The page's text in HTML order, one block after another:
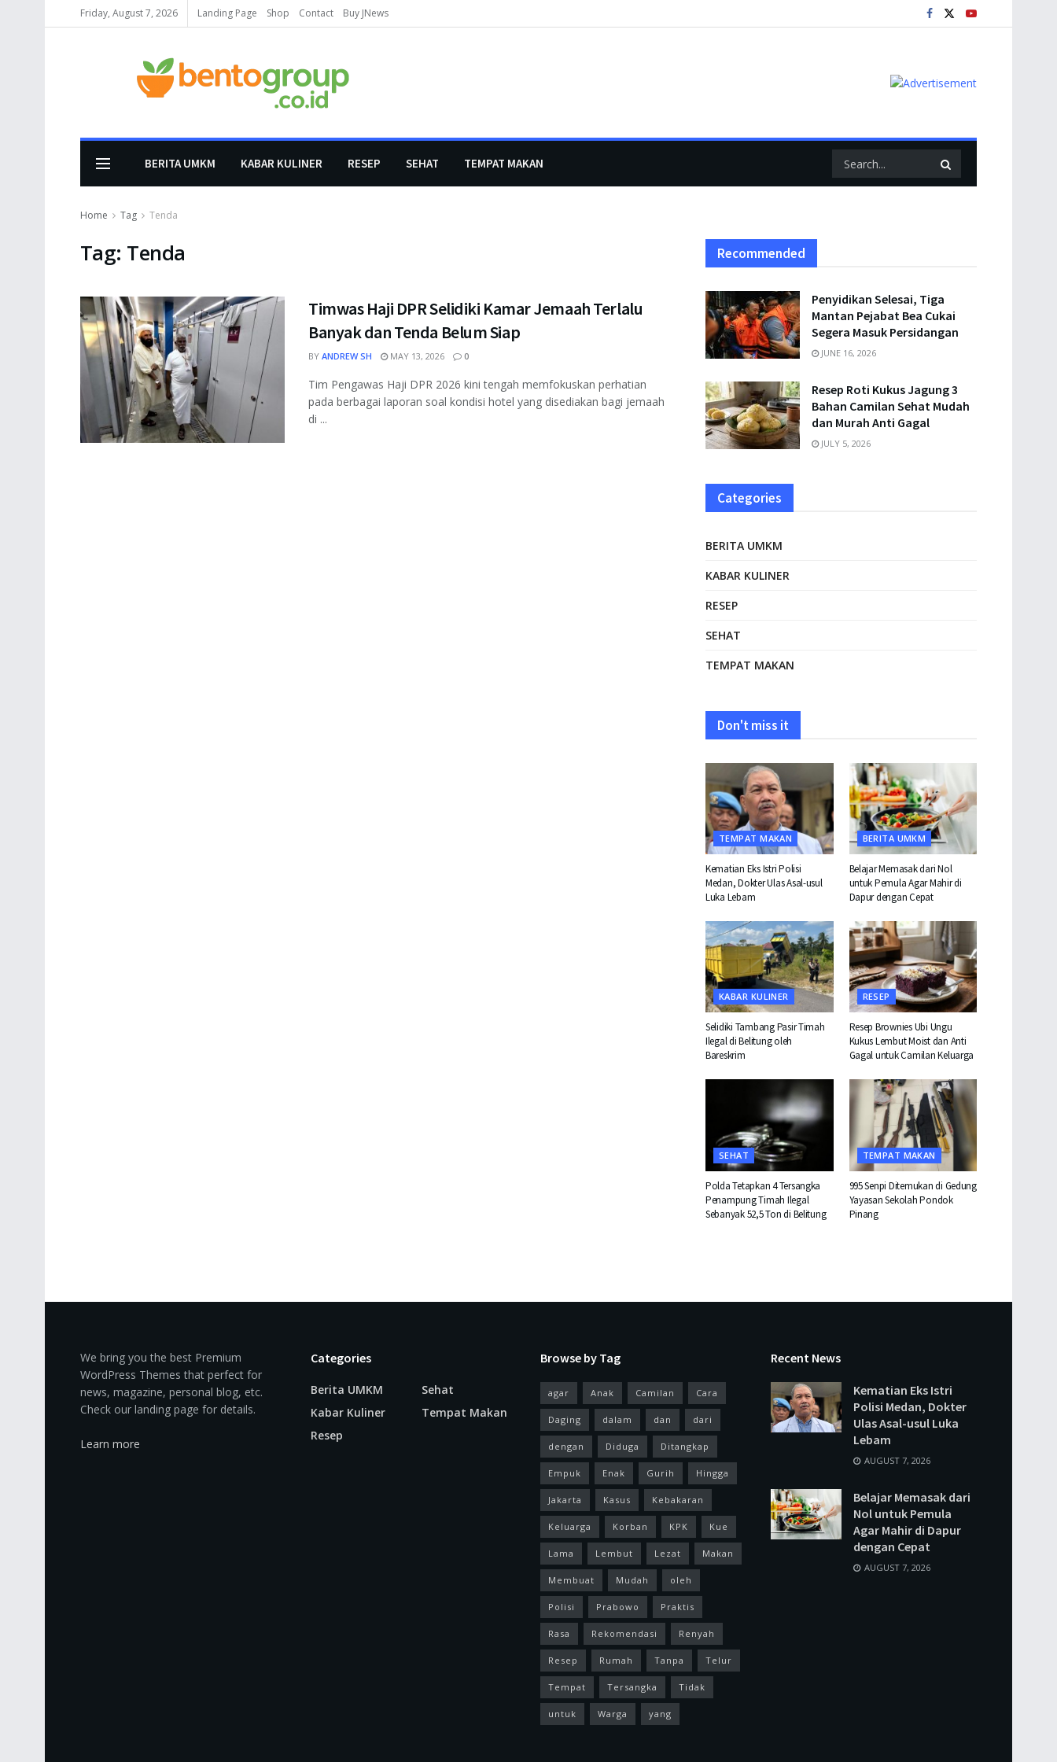
Friday, August 7, 2026 Landing Page Shop Contact Buy JNews
BERITA UMKM KABAR KULINER RESEP SEHAT TEMPAT MAKAN
Home Tag Tenda
Tag: Tenda
Timwas Haji DPR Selidiki Kamar Jemaah Terlalu
Banyak dan Tenda Belum Siap
BY ANDREW SH MAY 13, 2026 0
Tim Pengawas Haji DPR 2026 kini tengah memfokuskan perhatian
pada berbagai laporan soal kondisi hotel yang disediakan bagi jemaah
di ...
Recommended
Penyidikan Selesai, Tiga
Mantan Pejabat Bea Cukai
Segera Masuk Persidangan
JUNE 16, 2026
Resep Roti Kukus Jagung 3
Bahan Camilan Sehat Mudah
dan Murah Anti Gagal
JULY 5, 2026
Categories
BERITA UMKM
KABAR KULINER
RESEP
SEHAT
TEMPAT MAKAN
Don't miss it
TEMPAT MAKAN
Kematian Eks Istri Polisi
Medan, Dokter Ulas Asal-usul
Luka Lebam
BERITA UMKM
Belajar Memasak dari Nol
untuk Pemula Agar Mahir di
Dapur dengan Cepat
KABAR KULINER
Selidiki Tambang Pasir Timah
Ilegal di Belitung oleh
Bareskrim
RESEP
Resep Brownies Ubi Ungu
Kukus Lembut Moist dan Anti
Gagal untuk Camilan Keluarga
SEHAT
Polda Tetapkan 4 Tersangka
Penampung Timah Ilegal
Sebanyak 52,5 Ton di Belitung
TEMPAT MAKAN
995 Senpi Ditemukan di Gedung
Yayasan Sekolah Pondok
Pinang
We bring you the best Premium
WordPress Themes that perfect for
news, magazine, personal blog, etc.
Check our landing page for details.
Learn more
Categories
Berita UMKM
Kabar Kuliner
Resep
Sehat
Tempat Makan
Browse by Tag
agar Anak Camilan Cara
Daging dalam dan dari
dengan Diduga Ditangkap
Empuk Enak Gurih Hingga
Jakarta Kasus Kebakaran
Keluarga Korban KPK Kue
Lama Lembut Lezat Makan
Membuat Mudah oleh
Polisi Prabowo Praktis
Rasa Rekomendasi Renyah
Resep Rumah Tanpa Telur
Tempat Tersangka Tidak
untuk Warga yang
Recent News
Kematian Eks Istri
Polisi Medan, Dokter
Ulas Asal-usul Luka
Lebam
AUGUST 7, 2026
Belajar Memasak dari
Nol untuk Pemula
Agar Mahir di Dapur
dengan Cepat
AUGUST 7, 2026